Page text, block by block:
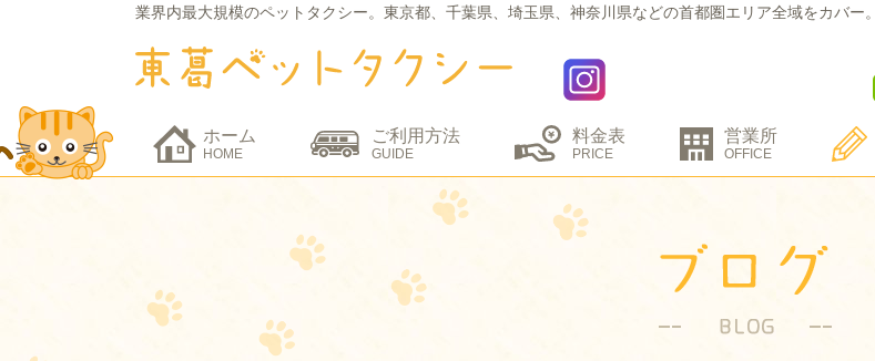
業界内最大規模のペットタクシー。 東京都、千葉県、埼玉県、神奈川県などの首都圏エリア全域をカバー。
ホーム
HOME
ご利用方法
GUIDE
料金表
PRICE
営業所
OFFICE